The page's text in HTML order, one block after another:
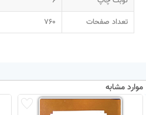
تعداد صفحات
760
موارد مشابه